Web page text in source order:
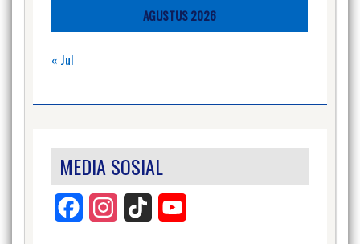
AGUSTUS 2026
« Jul
MEDIA SOSIAL
Facebook InstagramTikTok